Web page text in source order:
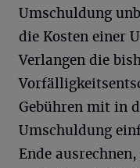
Umschuldung
die Kosten einer
Verlangen die
Gebühren mit in
Umschuldung
Ende